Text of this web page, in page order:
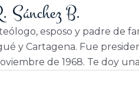
Sánchez B.
esposo y padre de
y Cartagena. Fue
de 1968. Te doy